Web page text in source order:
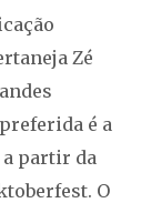
Zé
é a
a partir da
O